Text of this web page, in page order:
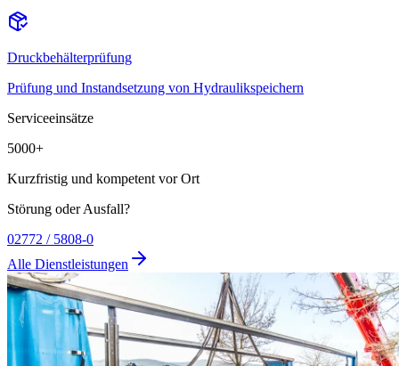
Druckbehälterprüfung
Prüfung und Instandsetzung von Hydraulikspeichern
Serviceeinsätze
5000+
Kurzfristig und kompetent vor Ort
Störung oder Ausfall?
02772 / 5808-0
Alle Dienstleistungen